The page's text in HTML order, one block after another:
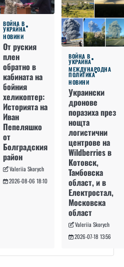
ВОЙНА В
УКРАЙНА
НОВИНИ
От руския
плен
обратно в
кабината на
бойния
хеликоптер:
Историята на
Иван
Пепеляшко
от
Болградския
район
Valeriia Skorych
2026-08-06 18:10
ВОЙНА В
УКРАЙНА
МЕЖДУНАРОДНА
ПОЛИТИКА
НОВИНИ
Украински
дронове
поразиха през
нощта
логистични
центрове на
Wildberries в
Котовск,
Тамбовска
област, и в
Електростал,
Московска
област
Valeriia Skorych
2026-07-18 13:56